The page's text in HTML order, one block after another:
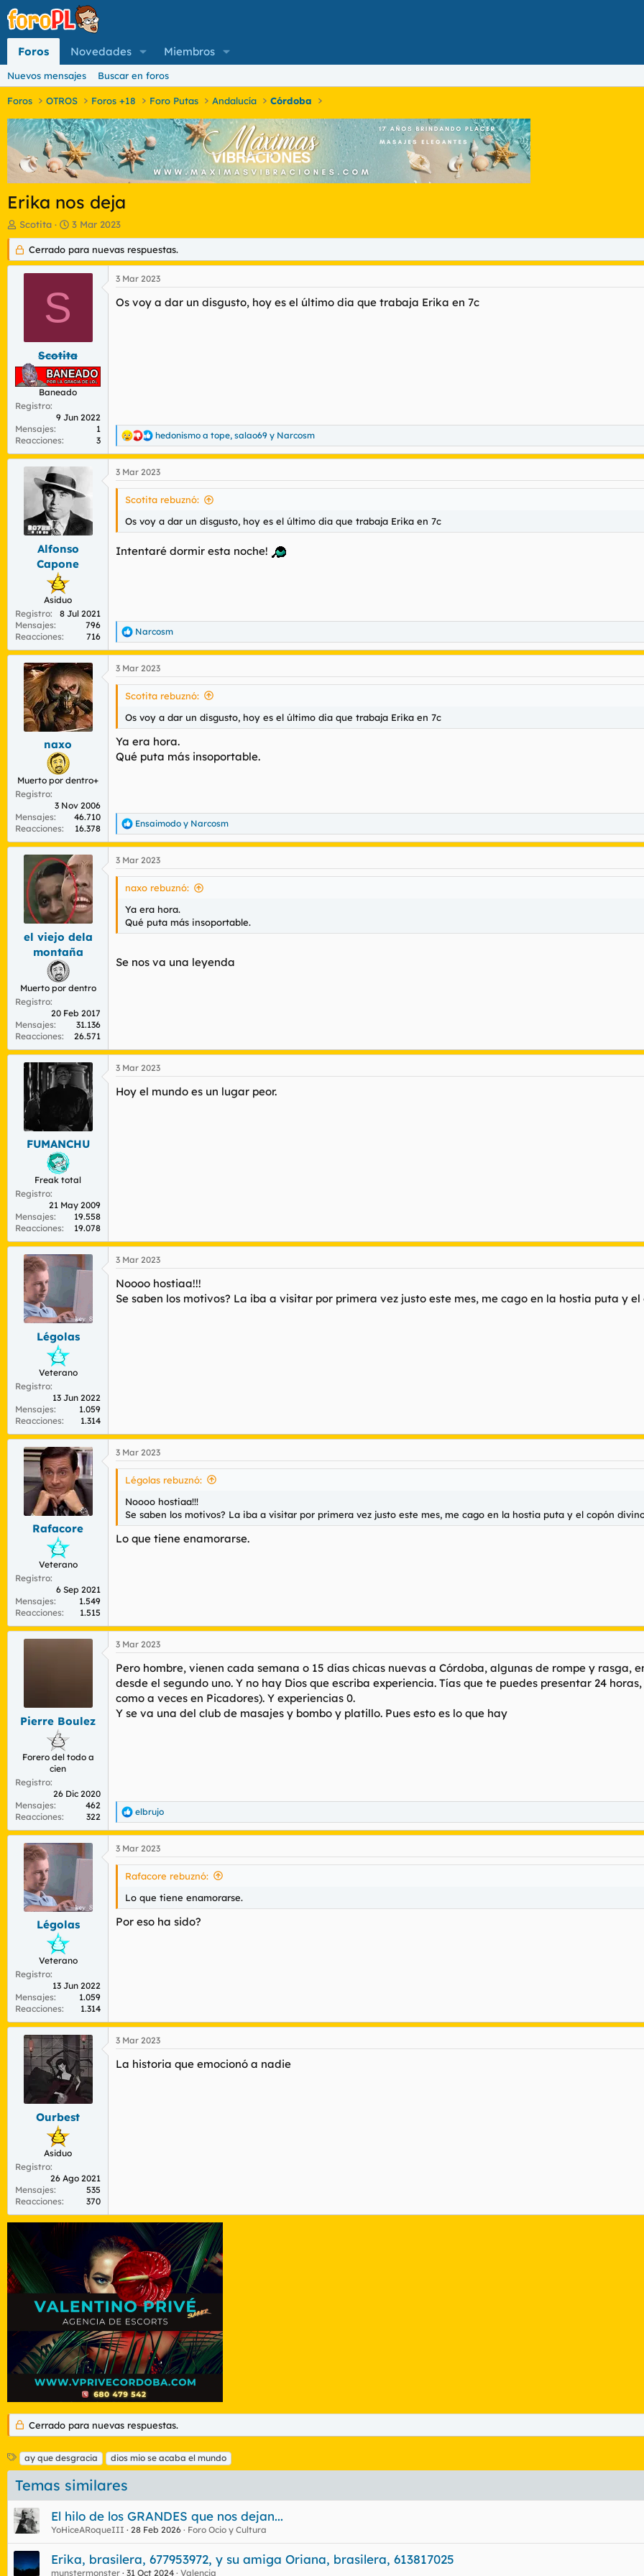
Foros Novedades Miembros
Nuevos mensajes Buscar en foros
Foros OTROS Foros +18 Foro Putas Andalucía Córdoba
Erika nos deja
I
n
i
c
d
l
m
Scotita
F
e
c
h
a
i
c
i
o
3 Mar 2023
Cerrado para nuevas respuestas.
S
Scotita
Baneado
Registro
9 Jun 2022
Mensajes
1
Reacciones
3
3 Mar 2023
Os voy a dar un disgusto, hoy es el último dia que trabaja Erika en 7c
R
e
a
c
c
n
e
:
hedonismo a tope, salao69 y Narcosm
Alfonso
Capone
Asiduo
Registro
8 Jul 2021
Mensajes
796
Reacciones
716
3 Mar 2023
Scotita rebuznó:
Os voy a dar un disgusto, hoy es el último dia que trabaja Erika en 7c
Intentaré dormir esta noche!
R
e
a
c
c
n
e
s
:
Narcosm
naxo
Muerto por dentro+
Registro
3 Nov 2006
Mensajes
46.710
Reacciones
16.378
3 Mar 2023
Scotita rebuznó:
Os voy a dar un disgusto, hoy es el último dia que trabaja Erika en 7c
Ya era hora.
Qué puta más insoportable.
R
e
a
c
c
n
e
s
Ensaimodo y Narcosm
el viejo dela
montaña
Muerto por dentro
Registro
20 Feb 2017
Mensajes
31.136
Reacciones
26.571
3 Mar 2023
naxo rebuznó:
Ya era hora.
Qué puta más insoportable.
Se nos va una leyenda
FUMANCHU
Freak total
Registro
21 May 2009
Mensajes
19.558
Reacciones
19.078
3 Mar 2023
Hoy el mundo es un lugar peor.
Légolas
Veterano
Registro
13 Jun 2022
Mensajes
1.059
Reacciones
1.314
3 Mar 2023
Noooo hostiaa!!!
Se saben los motivos? La iba a visitar por primera vez justo este mes, me cago en la hostia puta y
Rafacore
Veterano
Registro
6 Sep 2021
Mensajes
1.549
Reacciones
1.515
3 Mar 2023
Légolas rebuznó:
Noooo hostiaa!!!
Se saben los motivos? La iba a visitar por primera vez justo este mes, me cago en la hostia puta y el copón
Lo que tiene enamorarse.
Pierre Boulez
Forero del todo a
cien
Registro
26 Dic 2020
Mensajes
462
Reacciones
322
3 Mar 2023
Pero hombre, vienen cada semana o 15 días chicas nuevas a Córdoba, algunas de rompe y rasga,
desde el segundo uno. Y no hay Dios que escriba experiencia. Tías que te puedes presentar 24
como a veces en Picadores). Y experiencias 0.
Y se va una del club de masajes y bombo y platillo. Pues esto es lo que hay
R
e
a
c
c
e
s
elbrujo
Légolas
Veterano
Registro
13 Jun 2022
Mensajes
1.059
Reacciones
1.314
3 Mar 2023
Rafacore rebuznó:
Lo que tiene enamorarse.
Por eso ha sido?
Ourbest
Asiduo
Registro
26 Ago 2021
Mensajes
535
Reacciones
370
3 Mar 2023
La historia que emocionó a nadie
Cerrado para nuevas respuestas.
E
t
i
u
e
t
a
s
ay que desgracia dios mio se acaba el mundo
Temas similares
El hilo de los GRANDES que nos dejan...
YoHiceARoqueIII 28 Feb 2026 Foro Ocio y Cultura
Erika, brasilera, 677953972, y su amiga Oriana, brasilera, 613817025
munstermonster 31 Oct 2024 Valencia